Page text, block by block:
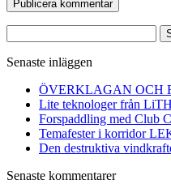
efter:
Senaste inläggen
ÖVERKLAGAN OCH
Lite teknologer från
Forspaddling med Club
Temafester i korridor
Den destruktiva
Senaste kommentarer